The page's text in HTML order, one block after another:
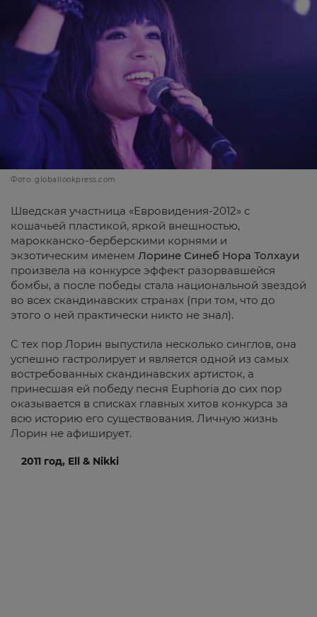
Фото: globallookpress.com
Шведская участница «Евровидения-2012» с
кошачьей пластикой, яркой внешностью,
марокканско-берберскими корнями и
экзотическим именем Лорине Синеб Нора Толхауи
произвела на конкурсе эффект разорвавшейся
бомбы, а после победы стала национальной звездой
во всех скандинавских странах (при том, что до
этого о ней практически никто не знал).
С тех пор Лорин выпустила несколько синглов, она
успешно гастролирует и является одной из самых
востребованных скандинавских артисток, а
принесшая ей победу песня Euphoria до сих пор
оказывается в списках главных хитов конкурса за
всю историю его существования. Личную жизнь
Лорин не афиширует.
2011 год, Ell & Nikki